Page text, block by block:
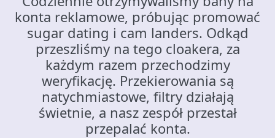
konta reklamowe, próbując promować
sugar dating i cam landers. Odkąd
przeszliśmy na tego cloakera, za
każdym razem przechodzimy
weryfikację. Przekierowania są
natychmiastowe, filtry działają
świetnie, a nasz zespół przestał
przepalać konta.